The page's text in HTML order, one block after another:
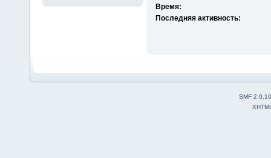
Время:
Последняя активность:
SMF 2.0.10